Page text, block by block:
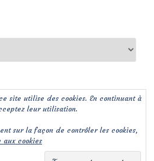
site utilise des cookies. En continuant à
leur utilisation.
sur la façon de contrôler les cookies,
cookies